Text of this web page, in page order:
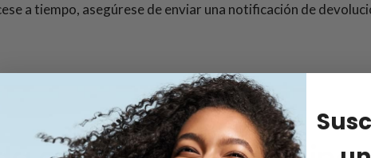
a tiempo, asegúrese de enviar una notificación de